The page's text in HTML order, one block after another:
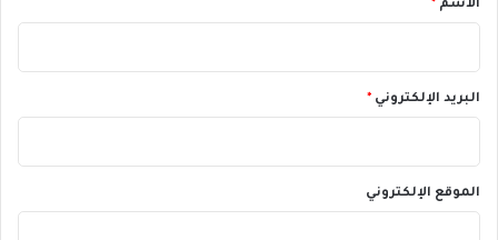
ي
ا
الاسم *
البريد الإلكتروني *
الموقع الإلكتروني